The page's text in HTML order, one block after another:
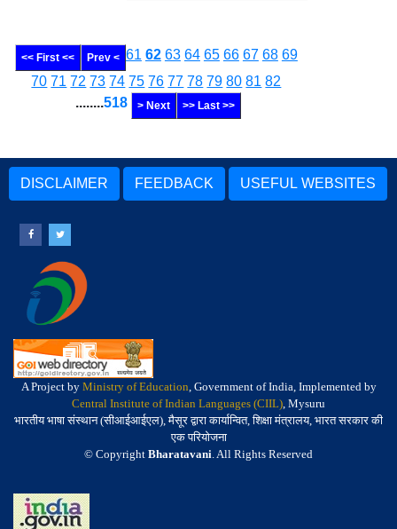
<< First << Prev < 61 62 63 64 65 66 67 68 69
70 71 72 73 74 75 76 77 78 79 80 81 82
........518 > Next >> Last >>
DISCLAIMER FEEDBACK USEFUL WEBSITES
A Project by Ministry of Education, Government of India, Implemented by
Central Institute of Indian Languages (CIIL), Mysuru
भारतीय भाषा संस्थान (सीआईआईएल), मैसूर द्वारा कार्यान्वित, शिक्षा मंत्रालय, भारत सरकार की
एक परियोजना
© Copyright Bharatavani. All Rights Reserved